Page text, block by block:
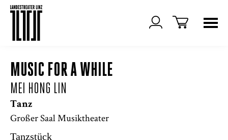
MUSIC FOR A WHILE
MEI HONG LIN
Tanz
Großer Saal Musiktheater
Tanzstück